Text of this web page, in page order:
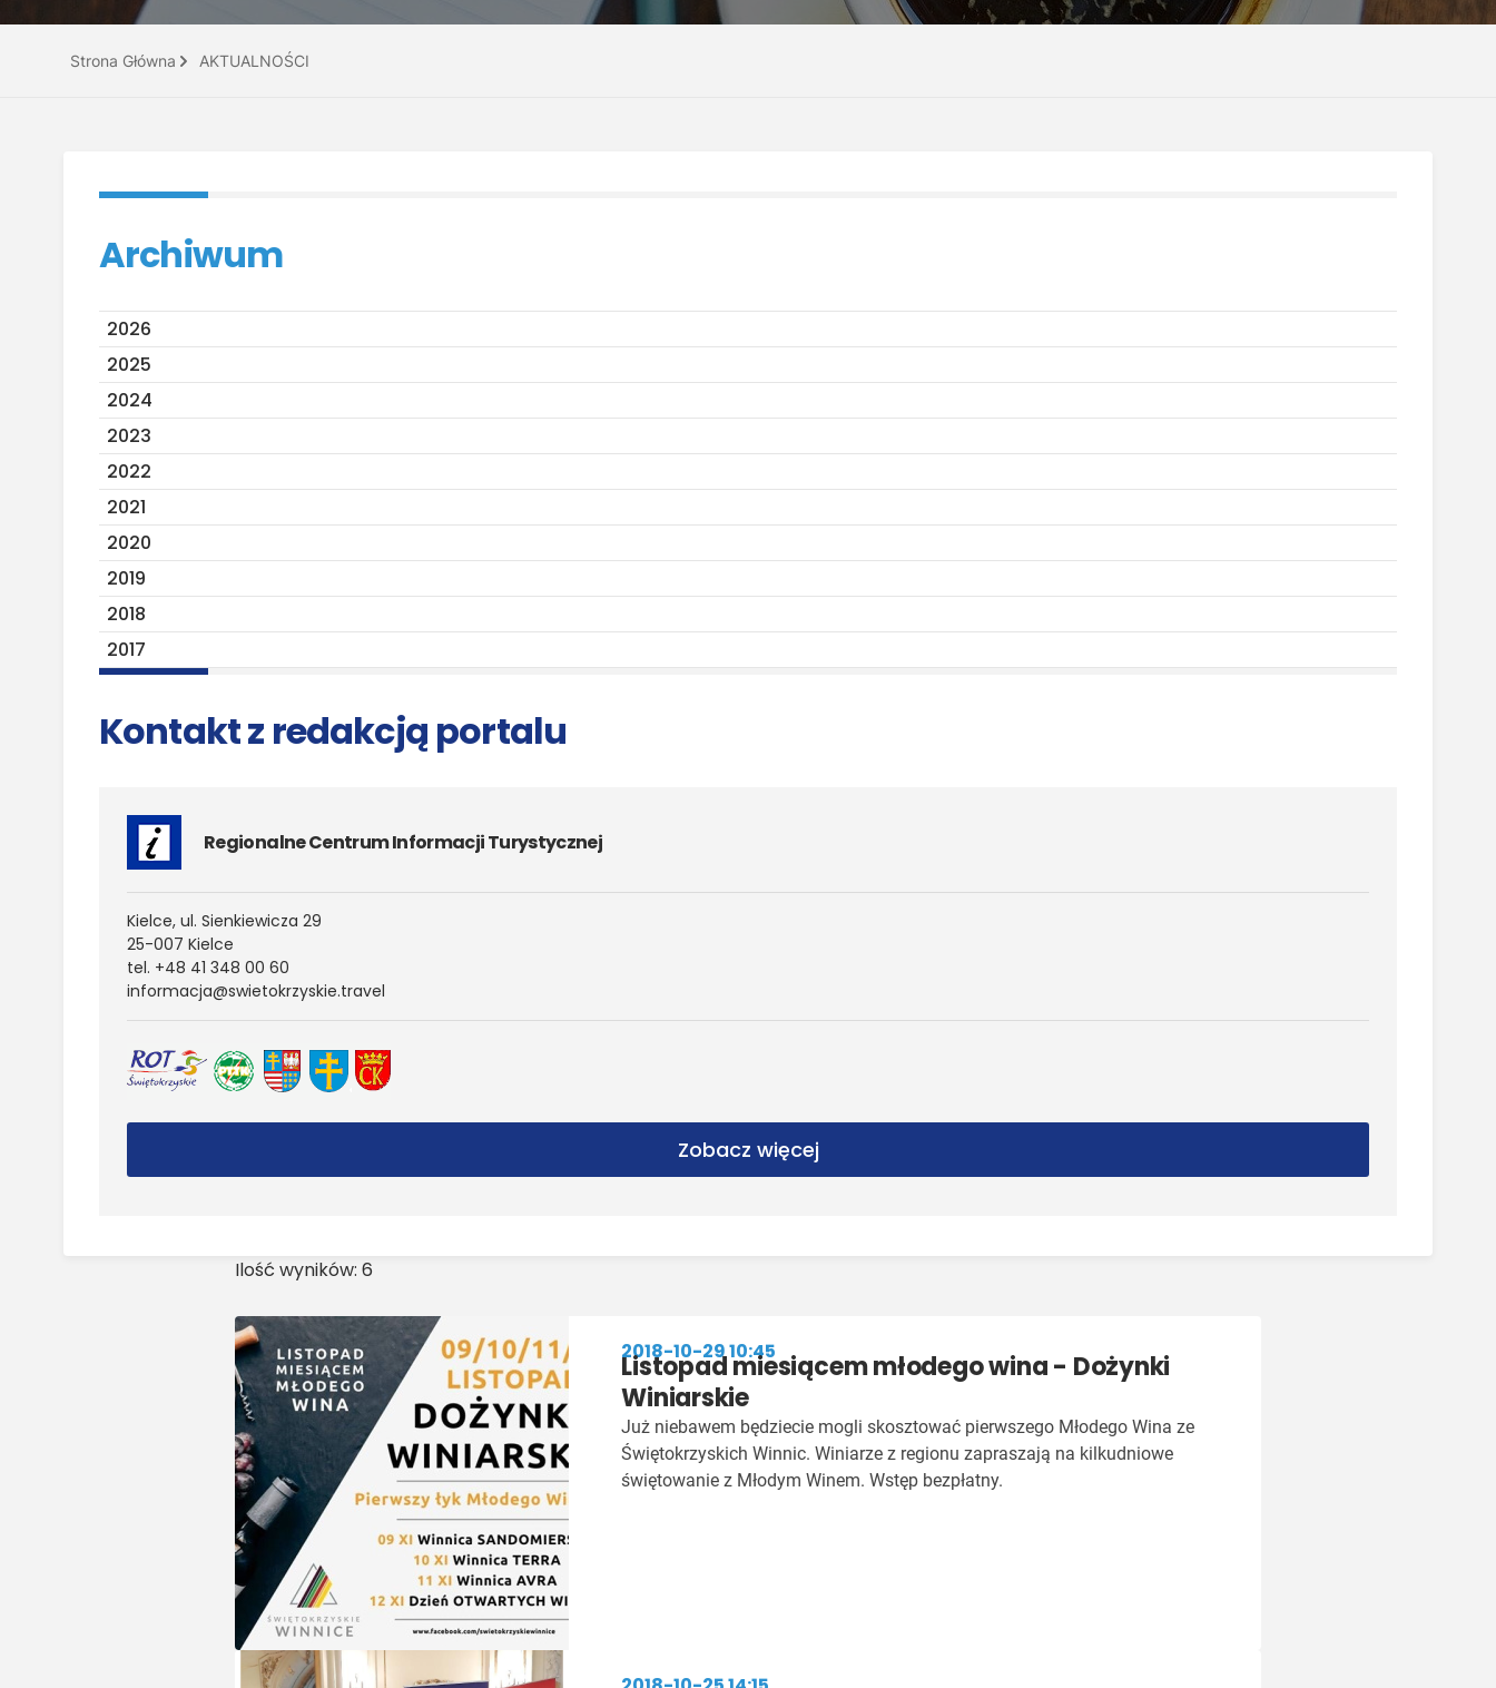
Gdzie zjeść
Kontakt
Strona Główna AKTUALNOŚCI
Archiwum
2026
2025
2024
2023
2022
2021
2020
2019
2018
2017
Kontakt z redakcją portalu
Regionalne Centrum Informacji Turystycznej
Kielce, ul. Sienkiewicza 29
25-007 Kielce
tel. +48 41 348 00 60
informacja@​swietokrzyskie.​travel
Zobacz więcej
Ilość wyników: 6
2018-10-29 10:45
Listopad miesiącem młodego wina - Dożynki
Winiarskie
Już niebawem będziecie mogli skosztować pierwszego Młodego Wina ze
Świętokrzyskich Winnic. Winiarze z regionu zapraszają na kilkudniowe
świętowanie z Młodym Winem. Wstęp bezpłatny.